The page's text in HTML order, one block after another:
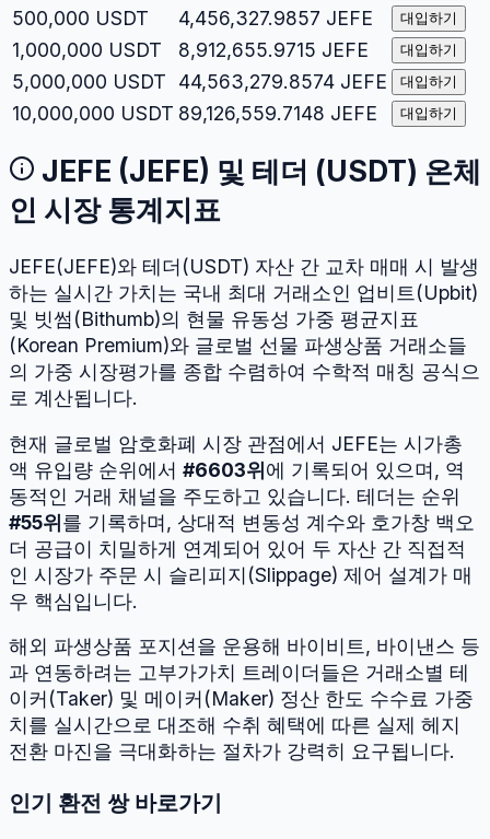
500,000 USDT 4,456,327.9857 JEFE 대입하기
1,000,000 USDT 8,912,655.9715 JEFE 대입하기
5,000,000 USDT 44,563,279.8574 JEFE 대입하기
10,000,000 USDT 89,126,559.7148 JEFE 대입하기
JEFE (JEFE) 및 테더 (USDT) 온체
인 시장 통계지표
JEFE(JEFE)와 테더 (USDT) 자산 간 교차 매매 시 발생
하는 실시간 가치는 국내 최대 거래소인 업비트(Upbit)
및 빗썸(Bithumb)의 현물 유동성 가중 평균지표
(Korean Premium)와 글로벌 선물 파생상품 거래소들
의 가중 시장평가를 종합 수렴하여 수학적 매칭 공식으
로 계산됩니다.
현재 글로벌 암호화폐 시장 관점에서 JEFE는 시가총
액 유입량 순위에서 #6603위에 기록되어 있으며, 역
동적인 거래 채널을 주도하고 있습니다. 테더는 순위
#55위를 기록하며, 상대적 변동성 계수와 호가창 백오
더 공급이 치밀하게 연계되어 있어 두 자산 간 직접적
인 시장가 주문 시 슬리피지(Slippage) 제어 설계가 매
우 핵심입니다.
해외 파생상품 포지션을 운용해 바이비트, 바이낸스 등
과 연동하려는 고부가가치 트레이더들은 거래소별 테
이커(Taker) 및 메이커(Maker) 정산 한도 수수료 가중
치를 실시간으로 대조해 수취 혜택에 따른 실제 헤지
전환 마진을 극대화하는 절차가 강력히 요구됩니다.
인기 환전 쌍 바로가기